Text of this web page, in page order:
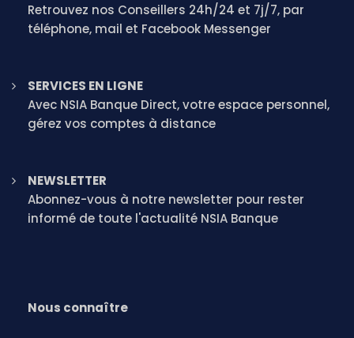
Retrouvez nos Conseillers 24h/24 et 7j/7, par
téléphone, mail et Facebook Messenger
SERVICES EN LIGNE
Avec NSIA Banque Direct, votre espace personnel,
gérez vos comptes à distance
NEWSLETTER
Abonnez-vous à notre newsletter pour rester
informé de toute l'actualité NSIA Banque
Nous connaître